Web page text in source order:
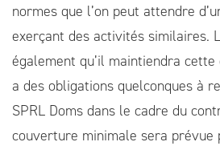
normes que l’on peut attendre
exerçant des activités similaires.
également qu’il maintiendra
a des obligations quelconques à
SPRL Doms dans le cadre du
couverture minimale sera prévue